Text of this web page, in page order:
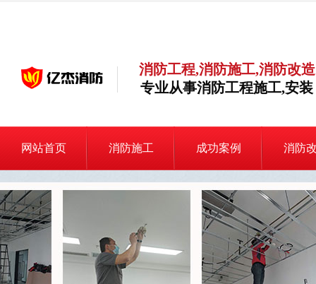
消防工程,消防施工,消防改造
专业从事消防工程施工,安装
网站首页 消防施工 成功案例 消防